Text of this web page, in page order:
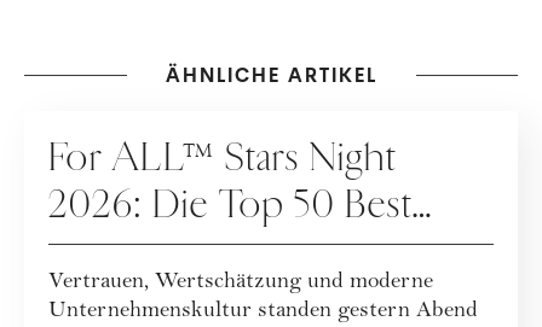
ÄHNLICHE ARTIKEL
For ALL™ Stars Night
2026: Die Top 50 Best
Workplaces™ Austria
Vertrauen, Wertschätzung und moderne
Unternehmenskultur standen gestern Abend